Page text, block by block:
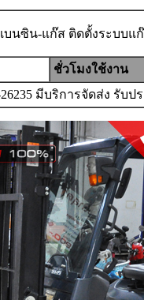
เบนซิน-แก๊ส ติดตั้งระบบแ
ชั่วโมงใช้งาน
26235 มีบริการจัดส่ง รับ